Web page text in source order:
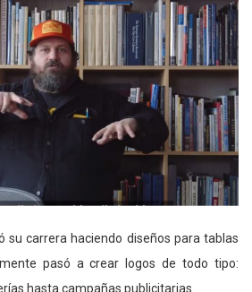
su carrera haciendo diseños para tablas
pasó a crear logos de todo tipo:
hasta campañas publicitarias.